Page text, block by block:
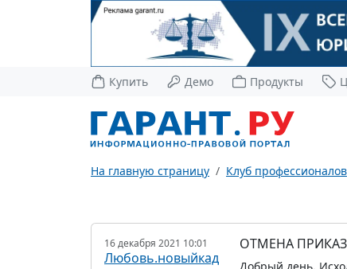
Купить Демо Продукты
На главную страницу Клуб профессионалов
16 декабря 2021 10:01
Любовь.новыйкад
ОТМЕНА